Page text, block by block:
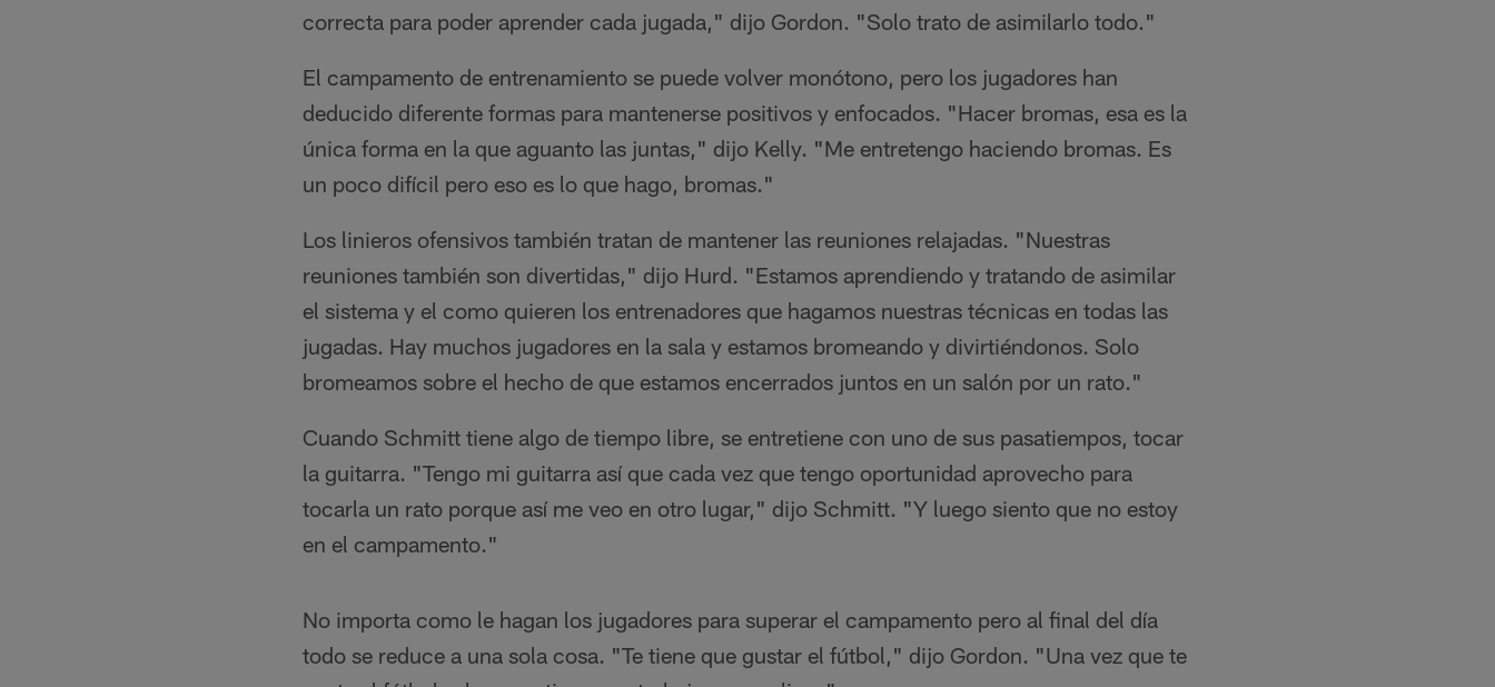
correcta para poder aprender cada jugada," dijo Gordon. "Solo trato de asimilarlo todo."
El campamento de entrenamiento se puede volver monótono, pero los jugadores han
deducido diferente formas para mantenerse positivos y enfocados. "Hacer bromas, esa es la
única forma en la que aguanto las juntas," dijo Kelly. "Me entretengo haciendo bromas. Es
un poco difícil pero eso es lo que hago, bromas."
Los linieros ofensivos también tratan de mantener las reuniones relajadas. "Nuestras
reuniones también son divertidas," dijo Hurd. "Estamos aprendiendo y tratando de asimilar
el sistema y el como quieren los entrenadores que hagamos nuestras técnicas en todas las
jugadas. Hay muchos jugadores en la sala y estamos bromeando y divirtiéndonos. Solo
bromeamos sobre el hecho de que estamos encerrados juntos en un salón por un rato."
Cuando Schmitt tiene algo de tiempo libre, se entretiene con uno de sus pasatiempos, tocar
la guitarra. "Tengo mi guitarra así que cada vez que tengo oportunidad aprovecho para
tocarla un rato porque así me veo en otro lugar," dijo Schmitt. "Y luego siento que no estoy
en el campamento."
No importa como le hagan los jugadores para superar el campamento pero al final del día
todo se reduce a una sola cosa. "Te tiene que gustar el fútbol," dijo Gordon. "Una vez que te